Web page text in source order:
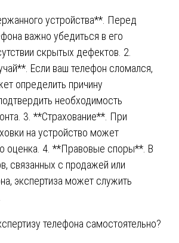
устройства**. Перед
важно убедиться в его
скрытых дефектов. 2.
Если ваш телефон сломался,
определить причину
необходимость
3. **Страхование**. При
на устройство может
оценка. 4. **Правовые споры**. В
связанных с продажей или
экспертиза может служить
телефона самостоятельно?